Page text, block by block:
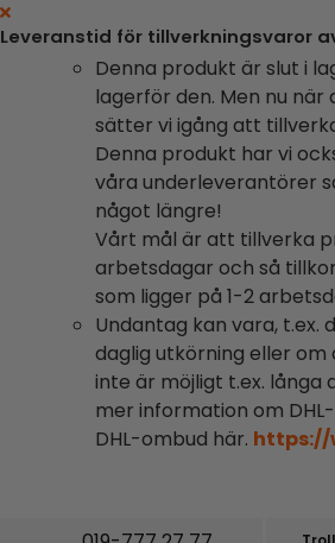
Leveranstid för tillverkningsvaror
Denna produkt är slut i
lagerför den. Men nu när
sätter vi igång att
Denna produkt har vi
våra underleverantörer
något längre!
Vårt mål är att tillverka
arbetsdagar och så
som ligger på 1-2
Undantag kan vara, t.ex.
daglig utkörning eller om
inte är möjligt t.ex. långa
mer information om
DHL-ombud här. https://